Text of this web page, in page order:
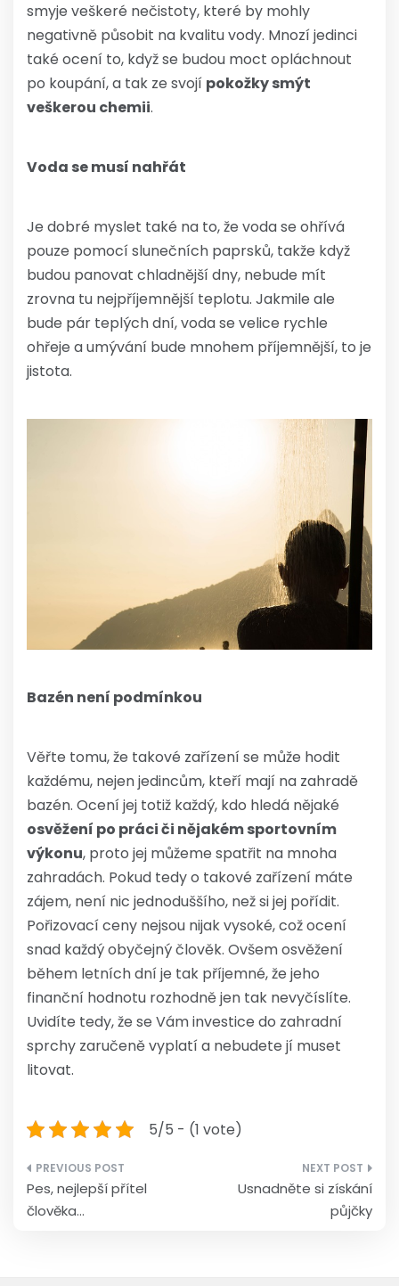
smyje veškeré nečistoty, které by mohly
negativně působit na kvalitu vody. Mnozí jedinci
také ocení to, když se budou moct opláchnout
po koupání, a tak ze svojí pokožky smýt
veškerou chemii.
Voda se musí nahřát
Je dobré myslet také na to, že voda se ohřívá
pouze pomocí slunečních paprsků, takže když
budou panovat chladnější dny, nebude mít
zrovna tu nejpříjemnější teplotu. Jakmile ale
bude pár teplých dní, voda se velice rychle
ohřeje a umývání bude mnohem příjemnější, to je
jistota.
Bazén není podmínkou
Věřte tomu, že takové zařízení se může hodit
každému, nejen jedincům, kteří mají na zahradě
bazén. Ocení jej totiž každý, kdo hledá nějaké
osvěžení po práci či nějakém sportovním
výkonu, proto jej můžeme spatřit na mnoha
zahradách. Pokud tedy o takové zařízení máte
zájem, není nic jednoduššího, než si jej pořídit.
Pořizovací ceny nejsou nijak vysoké, což ocení
snad každý obyčejný člověk. Ovšem osvěžení
během letních dní je tak příjemné, že jeho
finanční hodnotu rozhodně jen tak nevyčíslíte.
Uvidíte tedy, že se Vám investice do zahradní
sprchy zaručeně vyplatí a nebudete jí muset
litovat.
5/5 - (1 vote)
Navigace
pro
Pes, nejlepší přítel
člověka…
Usnadněte si získání
půjčky